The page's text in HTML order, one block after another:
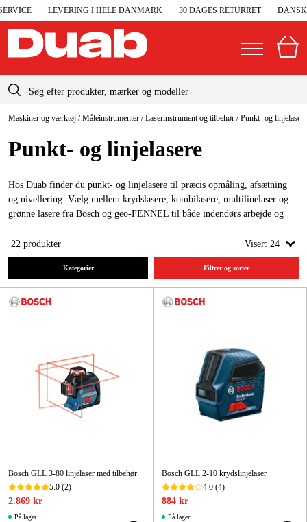
LEVERING I HELE DANMARK 30 DAGES RETURRET DANSK
Danmark Privat|Firma
Sverige
Suomi
Norge
Deutschland
Elgeneratorer og nødstrøm
Trykluft
Højtryksrensere
Maskiner og værktøj
Garage og værksted
Maskintilbehør og forbrug
Varemærker
Artikler og vejledninger
info-dk@duab.eu
Maskiner og værktøj /Måleinstrumenter /Laserinstrument og tilbehør /Punkt- og linjelasere
Punkt- og linje­lasere
Hos Duab finder du punkt- og linjelasere til præcis opmåling, afsætning
og nivellering. Vælg mellem krydslasere, kombilasere, multilinelaser og
grønne lasere fra Bosch og geo-FENNEL til både indendørs arbejde og
22 produkter Viser: 24
Kategorier Filtrer og sorter
Bosch GLL 3-80 linjelaser med tilbehør
5.0 (2)
2.869 kr
På lager
Bosch GLL 2-10 krydslinjelaser
4.0 (4)
884 kr
På lager